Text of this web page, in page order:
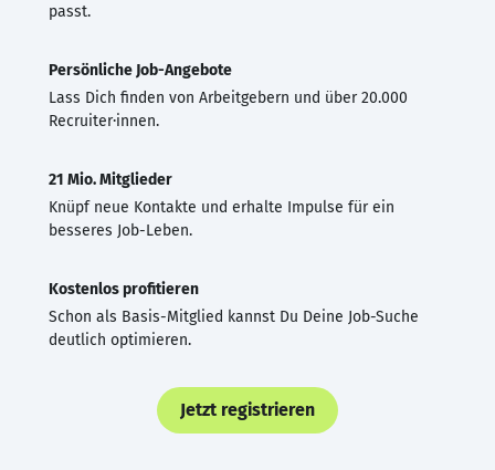
passt.
Persönliche Job-Angebote
Lass Dich finden von Arbeitgebern und über 20.000
Recruiter·innen.
21 Mio. Mitglieder
Knüpf neue Kontakte und erhalte Impulse für ein
besseres Job-Leben.
Kostenlos profitieren
Schon als Basis-Mitglied kannst Du Deine Job-Suche
deutlich optimieren.
Jetzt registrieren